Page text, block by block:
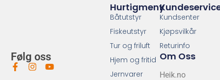
Følg oss
Kundsenter
Kjøpsvilkår
Returinfo
Om Oss
Heik.no
Hurtigmeny
Båtutstyr
Fiskeutstyr
Tur og friluft
Hjem og fritid
Jernvarer